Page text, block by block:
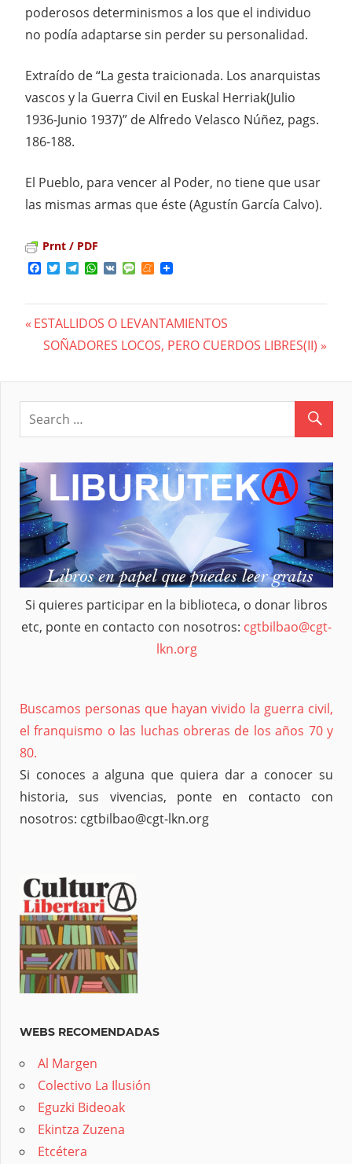
poderosos determinismos a los que el individuo
no podía adaptarse sin perder su personalidad.
Extraído de “La gesta traicionada. Los anarquistas
vascos y la Guerra Civil en Euskal Herriak(Julio
1936-Junio 1937)” de Alfredo Velasco Núñez, pags.
186-188.
El Pueblo, para vencer al Poder, no tiene que usar
las mismas armas que éste (Agustín García Calvo).
Prnt / PDF
Facebook
TwitterTelegram
WhatsApp
VK MessageMeneame
Navegación
de
entradas
Previous
Post:
ESTALLIDOS O LEVANTAMIENTOS
Next
SOÑADORES LOCOS, PERO CUERDOS LIBRES(II)
Si quieres participar en la biblioteca, o donar libros
etc, ponte en contacto con nosotros: cgtbilbao@cgt-
lkn.org
Buscamos personas que hayan vivido la guerra civil,
el franquismo o las luchas obreras de los años 70 y
80.
Si conoces a alguna que quiera dar a conocer su
historia, sus vivencias, ponte en contacto con
nosotros: cgtbilbao@cgt-lkn.org
WEBS RECOMENDADAS
Al Margen
Colectivo La Ilusión
Eguzki Bideoak
Ekintza Zuzena
Etcétera